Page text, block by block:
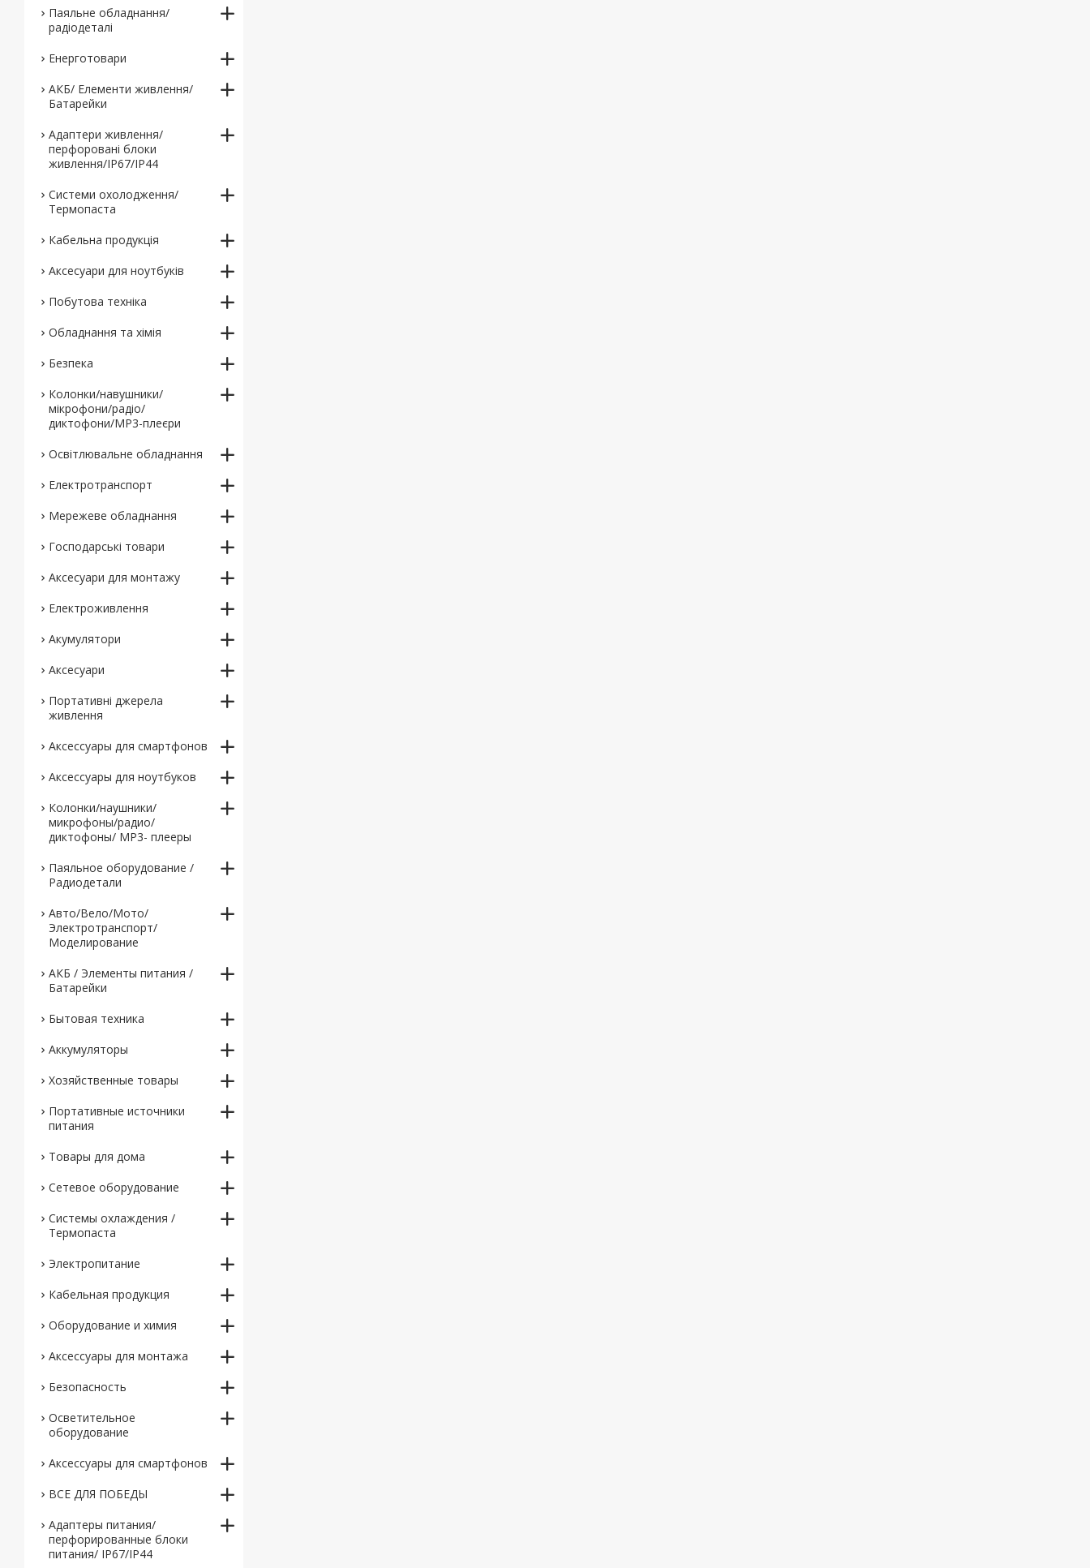
Паяльне обладнання/
радіодеталі
Енерготовари
АКБ/ Елементи живлення/
Батарейки
Адаптери живлення/
перфоровані блоки
живлення/IP67/IP44
Системи охолодження/
Термопаста
Кабельна продукція
Аксесуари для ноутбуків
Побутова техніка
Обладнання та хімія
Безпека
Колонки/навушники/
мікрофони/радіо/
диктофони/MP3-плеєри
Освітлювальне обладнання
Електротранспорт
Мережеве обладнання
Господарські товари
Аксесуари для монтажу
Електроживлення
Акумулятори
Аксесуари
Портативні джерела
живлення
Аксессуары для смартфонов
Аксессуары для ноутбуков
Колонки/наушники/
микрофоны/радио/
диктофоны/ MP3- плееры
Паяльное оборудование /
Радиодетали
Авто/Вело/Мото/
Электротранспорт/
Моделирование
АКБ / Элементы питания /
Батарейки
Бытовая техника
Аккумуляторы
Хозяйственные товары
Портативные источники
питания
Товары для дома
Сетевое оборудование
Системы охлаждения /
Термопаста
Электропитание
Кабельная продукция
Оборудование и химия
Аксессуары для монтажа
Безопасность
Осветительное
оборудование
Аксессуары для смартфонов
ВСЕ ДЛЯ ПОБЕДЫ
Адаптеры питания/
перфорированные блоки
питания/ IP67/IP44